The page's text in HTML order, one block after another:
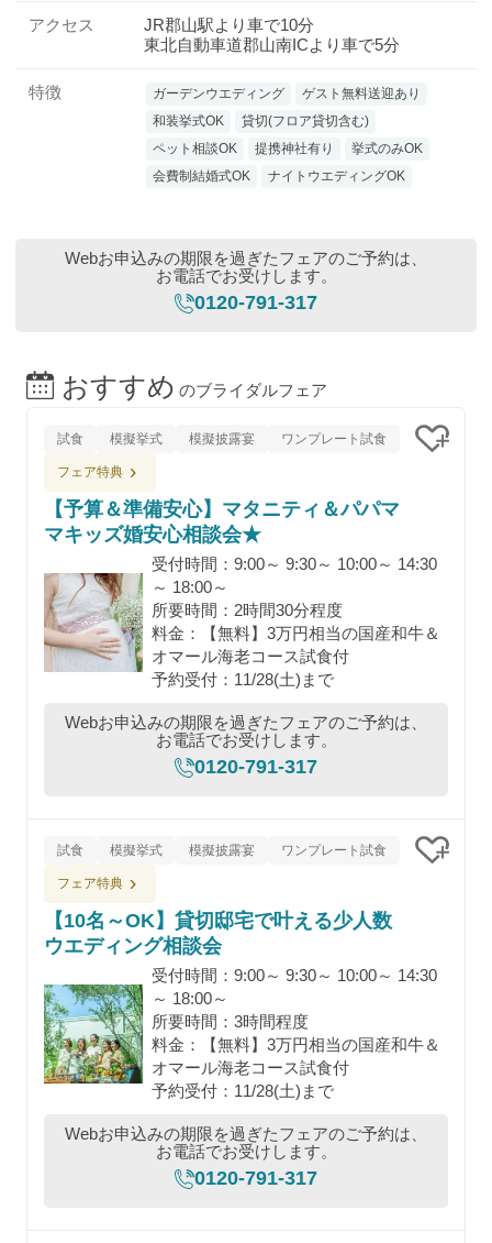
アクセス
JR郡山駅より車で10分
東北自動車道郡山南ICより車で5分
特徴 ガーデンウエディング
ゲスト無料送迎あり
和装挙式OK
貸切(フロア貸切含む)
ペット相談OK
提携神社有り
挙式のみOK
会費制結婚式OK
ナイトウエディングOK
Webお申込みの期限を過ぎたフェアのご予約は、
お電話でお受けします。
0120-791-317
おすすめ のブライダルフェア
試食 模擬挙式 模擬披露宴 ワンプレート試食
フェア特典
【予算＆準備安心】マタニティ＆パパマ
マキッズ婚安心相談会★
受付時間：9:00～ 9:30～ 10:00～ 14:30
～ 18:00～
所要時間：2時間30分程度
料金：【無料】3万円相当の国産和牛＆
オマール海老コース試食付
予約受付：11/28(土)まで
Webお申込みの期限を過ぎたフェアのご予約は、
お電話でお受けします。
0120-791-317
試食 模擬挙式 模擬披露宴 ワンプレート試食
フェア特典
【10名～OK】貸切邸宅で叶える少人数
ウエディング相談会
受付時間：9:00～ 9:30～ 10:00～ 14:30
～ 18:00～
所要時間：3時間程度
料金：【無料】3万円相当の国産和牛＆
オマール海老コース試食付
予約受付：11/28(土)まで
Webお申込みの期限を過ぎたフェアのご予約は、
お電話でお受けします。
0120-791-317